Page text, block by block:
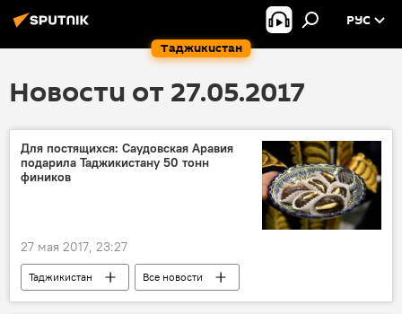
Таджикистан
РУС
Новости от 27.05.2017
Для постящихся: Саудовская Аравия
подарила Таджикистану 50 тонн
фиников
27 мая 2017, 23:27
Таджикистан
Все новости
Саудовская Аравия